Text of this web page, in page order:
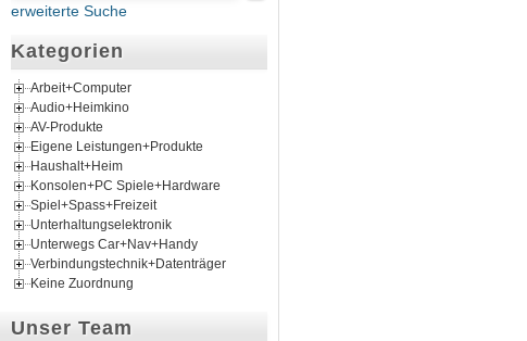
erweiterte Suche
Kategorien
Arbeit+Computer
Audio+Heimkino
AV-Produkte
Eigene Leistungen+Produkte
Haushalt+Heim
Konsolen+PC Spiele+Hardware
Spiel+Spass+Freizeit
Unterhaltungselektronik
Unterwegs Car+Nav+Handy
Verbindungstechnik+Datenträger
Keine Zuordnung
Unser Team